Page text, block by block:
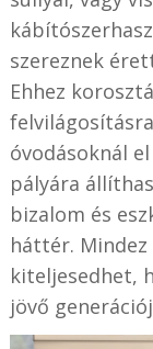
szereznek
Ehhez
óvodásoknál
pályára
bizalom és
háttér.
kiteljesedhet,
jövő